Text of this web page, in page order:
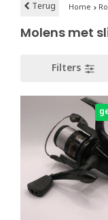
Terug Home
Molens met
Filters